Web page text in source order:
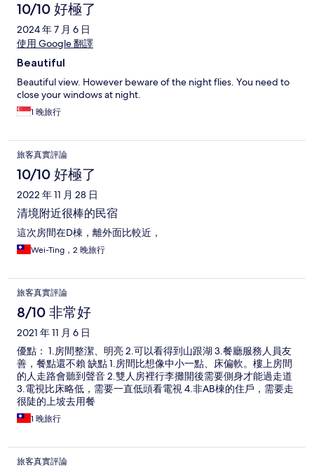
10/10 好極了
2024 年 7 月 6 日
使用 Google 翻譯
Beautiful
Beautiful view. However beware of the night flies. You need to
close your windows at night.
1 晚旅行
旅客真實評論
10/10 好極了
2022 年 11 月 28 日
清境附近很棒的民宿
這次房間在D棟，離外面比較近，
Wei-Ting，2 晚旅行
旅客真實評論
8/10 非常好
2021 年 11 月 6 日
優點： 1.房間整潔、明亮 2.可以看得到山跟湖 3.餐廳服務人員友
善，餐點還不賴 缺點 1.房間比想像中小一點、床偏軟。樓上房間
的人走路會聽到聲音 2.雙人房裡行李攤開後需要側身才能過走道
3.電視比床略低，需要一直低頭看電視 4.非AB棟的住戶，需要走
很陡的上坡去用餐
1 晚旅行
旅客真實評論